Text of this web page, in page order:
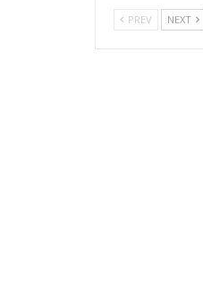
PREV NEXT